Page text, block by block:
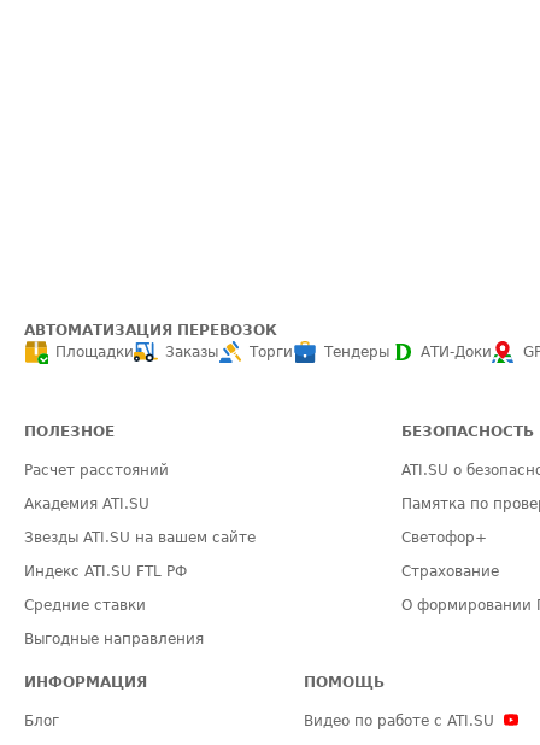
АВТОМАТИЗАЦИЯ ПЕРЕВОЗОК
Площадки
Заказы Торги Тендеры АТИ-Доки
ПОЛЕЗНОЕ
Расчет расстояний
Академия ATI.SU
Звезды ATI.SU на вашем сайте
Индекс ATI.SU FTL РФ
Средние ставки
Выгодные направления
БЕЗОПАСНОСТЬ
ATI.SU о
Памятка по
Светофор+
Страхование
О формировании
ИНФОРМАЦИЯ
Блог
ПОМОЩЬ
Видео по работе с ATI.SU